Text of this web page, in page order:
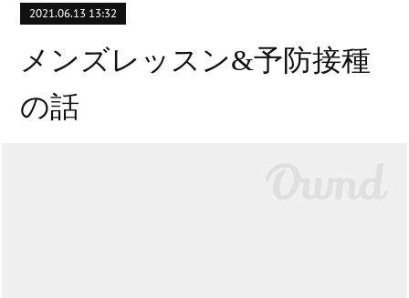
2021.06.13 13:32
メンズレッスン&予防接種
の話